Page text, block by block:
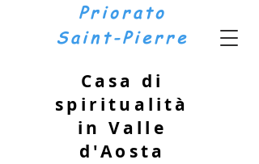
Priorato
Saint-Pierre
Casa di
spiritualità
in Valle
d'Aosta